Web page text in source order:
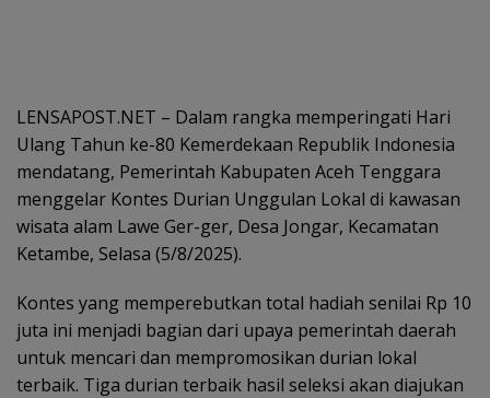
LENSAPOST.NET – Dalam rangka memperingati Hari
Ulang Tahun ke-80 Kemerdekaan Republik Indonesia
mendatang, Pemerintah Kabupaten Aceh Tenggara
menggelar Kontes Durian Unggulan Lokal di kawasan
wisata alam Lawe Ger-ger, Desa Jongar, Kecamatan
Ketambe, Selasa (5/8/2025).
Kontes yang memperebutkan total hadiah senilai Rp 10
juta ini menjadi bagian dari upaya pemerintah daerah
untuk mencari dan mempromosikan durian lokal
terbaik. Tiga durian terbaik hasil seleksi akan diajukan